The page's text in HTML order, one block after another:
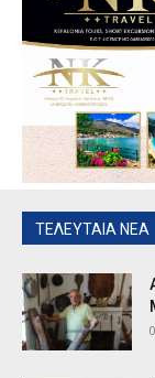
ΤΕΛΕΥΤΑΙΑ ΝΕΑ